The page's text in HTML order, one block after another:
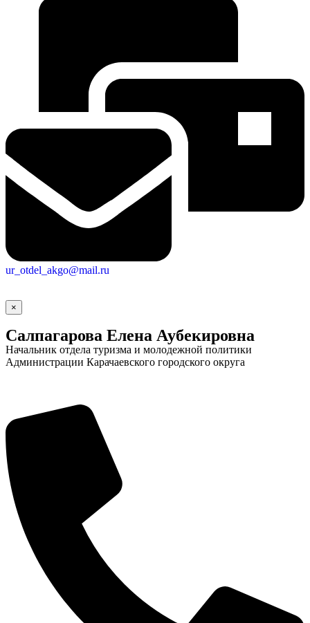
ur_otdel_akgo@mail.ru
×
Салпагарова Елена Аубекировна
Начальник отдела туризма и молодежной политики
Администрации Карачаевского городского округа